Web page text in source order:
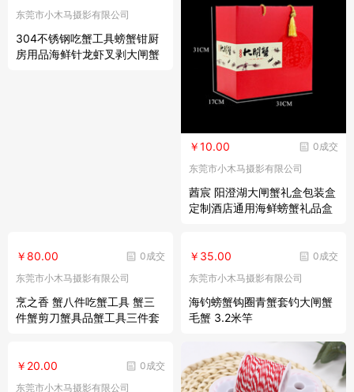
东莞市小木马摄影有限公司
304不锈钢吃蟹工具螃蟹钳厨
房用品海鲜针龙虾叉剥大闸蟹
0成交
￥10.00
东莞市小木马摄影有限公司
莤宸 阳澄湖大闸蟹礼盒包装盒
定制酒店通用海鲜螃蟹礼品盒
0成交
￥80.00
东莞市小木马摄影有限公司
烹之香 蟹八件吃蟹工具 蟹三
件蟹剪刀蟹具品蟹工具三件套
0成交
￥35.00
东莞市小木马摄影有限公司
海钓螃蟹钩圈青蟹套钓大闸蟹
毛蟹 3.2米竿
0成交
￥20.00
东莞市小木马摄影有限公司